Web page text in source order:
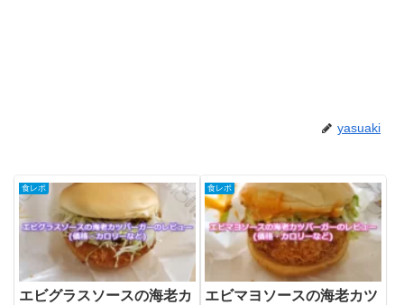
yasuaki
食レポ
エビグラスソースの海老カ
食レポ
エビマヨソースの海老カツ